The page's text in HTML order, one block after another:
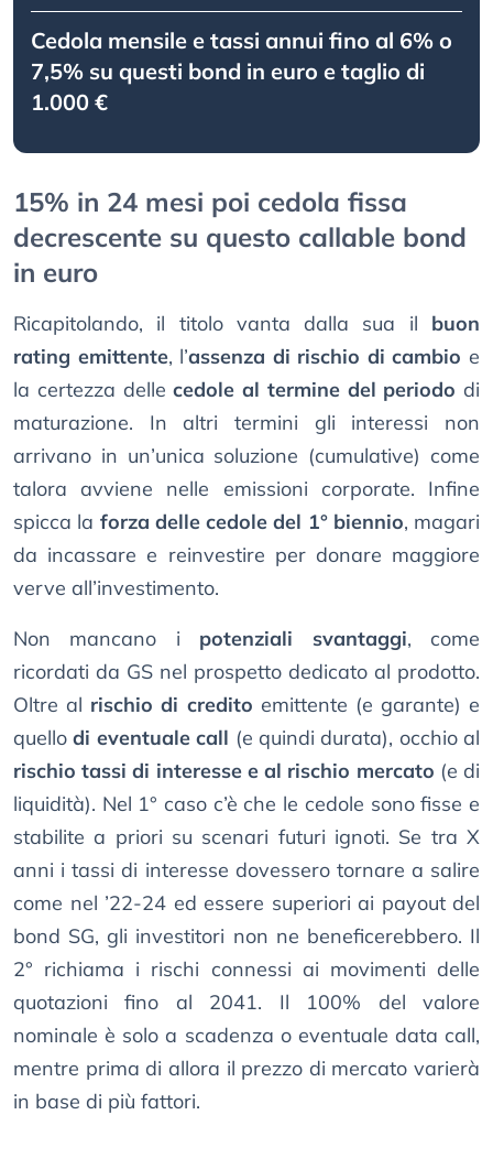
Cedola mensile e tassi annui fino al 6% o
7,5% su questi bond in euro e taglio di
1.000 €
15% in 24 mesi poi cedola fissa
decrescente su questo callable bond
in euro
Ricapitolando, il titolo vanta dalla sua il buon
rating emittente, l’assenza di rischio di cambio e
la certezza dellecedole al termine del periodo di
maturazione. In altri termini gli interessi non
arrivano in un’unica soluzione (cumulative) come
talora avviene nelle emissioni corporate. Infine
spicca la forza delle cedole del 1° biennio, magari
da incassare e reinvestire per donare maggiore
verve all’investimento.
Non mancano i potenziali svantaggi, come
ricordati da GS nel prospetto dedicato al prodotto.
Oltre al rischio di credito emittente (e garante) e
quellodi eventuale call (e quindi durata), occhio al
rischio tassi di interesse e al rischio mercato (e di
liquidità). Nel 1° caso c’è che le cedole sono fisse e
stabilite a priori su scenari futuri ignoti. Se tra X
anni i tassi di interesse dovessero tornare a salire
come nel ’22-24 ed essere superiori ai payout del
bond SG, gli investitori non ne beneficerebbero. Il
2° richiama i rischi connessi ai movimenti delle
quotazioni fino al 2041. Il 100% del valore
nominale è solo a scadenza o eventuale data call,
mentre prima di allora il prezzo di mercato varierà
in base di più fattori.